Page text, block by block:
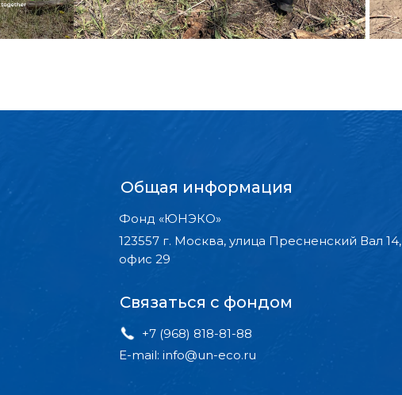
+7 (968) 818-81-88
Общая информация
Фонд «ЮНЭКО»
123557 г. Москва, улица Пресненский Вал 14,
офис 29
Связаться с фондом
E-mail: info@un-eco.ru